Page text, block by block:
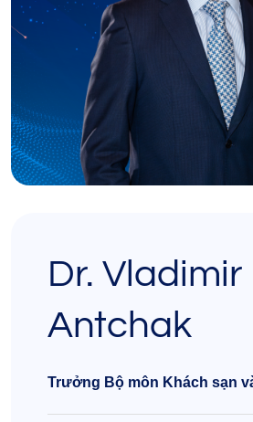
Dr. Vladimir
Antchak
Trưởng Bộ môn Khách sạn